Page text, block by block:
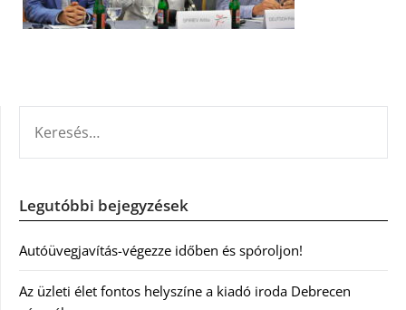
Legutóbbi bejegyzések
Autóüvegjavítás-végezze időben és spóroljon!
Az üzleti élet fontos helyszíne a kiadó iroda Debrecen